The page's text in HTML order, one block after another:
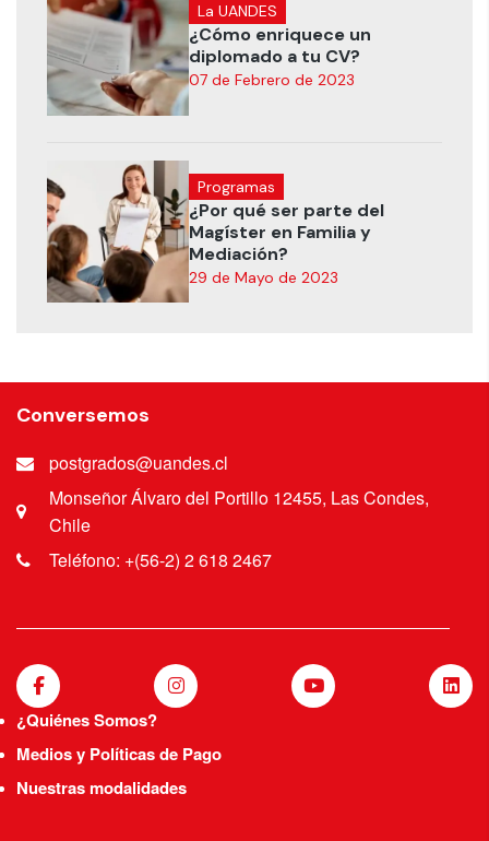
La UANDES
¿Cómo enriquece un
diplomado a tu CV?
07 de Febrero de 2023
Programas
¿Por qué ser parte del
Magíster en Familia y
Mediación?
29 de Mayo de 2023
Conversemos
postgrados@uandes.cl
Monseñor Álvaro del Portillo 12455, Las Condes,
Chile
Teléfono: +(56-2) 2 618 2467
¿Quiénes Somos?
Medios y Políticas de Pago
Nuestras modalidades